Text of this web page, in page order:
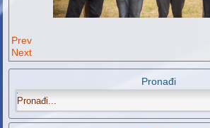
Prev
Next
Pronađi
.